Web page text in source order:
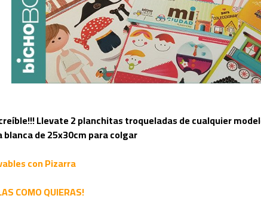
Llevate 2 planchitas troqueladas de cualquier
blanca de 25x30cm para colgar
con Pizarra
COMO QUIERAS!